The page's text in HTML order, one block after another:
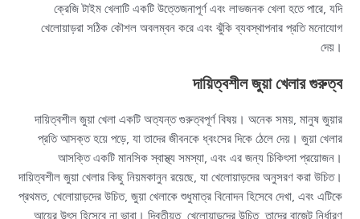
ক্রেজি টাইম খেলাটি একটি উত্তেজনাপূর্ণ এবং লাভজনক খেলা হতে পারে, যদি
খেলোয়াড়রা সঠিক কৌশল অবলম্বন করে এবং ঝুঁকি ব্যবস্থাপনার প্রতি মনোযোগ
দেয়।
দায়িত্বশীল জুয়া খেলার গুরুত্ব
দায়িত্বশীল জুয়া খেলা একটি অত্যন্ত গুরুত্বপূর্ণ বিষয়। অনেক সময়, মানুষ জুয়ার
প্রতি আসক্ত হয়ে পড়ে, যা তাদের জীবনকে ধ্বংসের দিকে ঠেলে দেয়। জুয়া খেলার
আসক্তি একটি মানসিক স্বাস্থ্য সমস্যা, এবং এর জন্য চিকিৎসা প্রয়োজন।
দায়িত্বশীল জুয়া খেলার কিছু নিয়মকানুন রয়েছে, যা খেলোয়াড়দের অনুসরণ করা উচিত।
প্রথমত, খেলোয়াড়দের উচিত, জুয়া খেলাকে শুধুমাত্র বিনোদন হিসেবে দেখা, এবং এটিকে